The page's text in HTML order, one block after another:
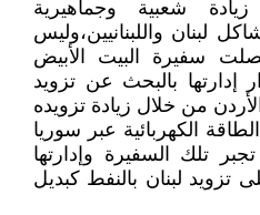
شعبية وجماهيرية
واللبنانيين،وليس
سفيرة البيت الأبيض
إدارتها بالبحث عن تزويد
من خلال زيادة تزويده
الكهربائية عبر سوريا
تجبر تلك السفيرة وإدارتها
تزويد لبنان بالنفط كبديل